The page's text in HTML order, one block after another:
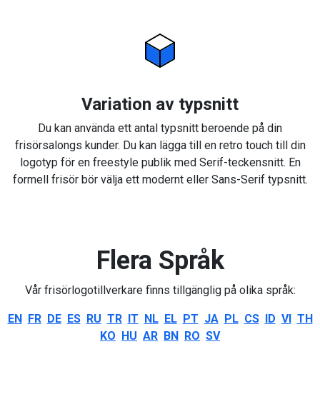
Variation av typsnitt
Du kan använda ett antal typsnitt beroende på din
frisörsalongs kunder. Du kan lägga till en retro touch till din
logotyp för en freestyle publik med Serif-teckensnitt. En
formell frisör bör välja ett modernt eller Sans-Serif typsnitt.
Flera Språk
Vår frisörlogotillverkare finns tillgänglig på olika språk:
EN FR DE ES RU TR IT NL EL PT JA PL CS ID VI TH
KO HU AR BN RO SV